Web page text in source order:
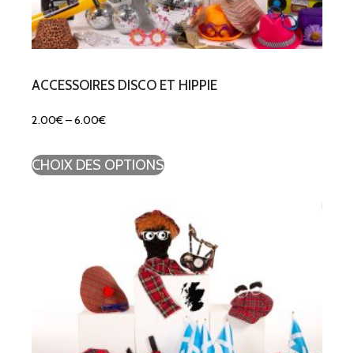
ACCESSOIRES DISCO ET HIPPIE
2.00€–6.00€
CHOIX DES OPTIONS